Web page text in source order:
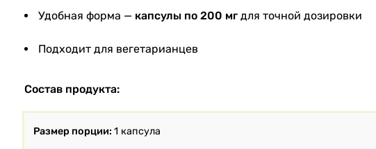
Удобная форма — капсулы по 200 мг для точной дозировки
Подходит для вегетарианцев
Состав продукта:
Размер порции: 1 капсула